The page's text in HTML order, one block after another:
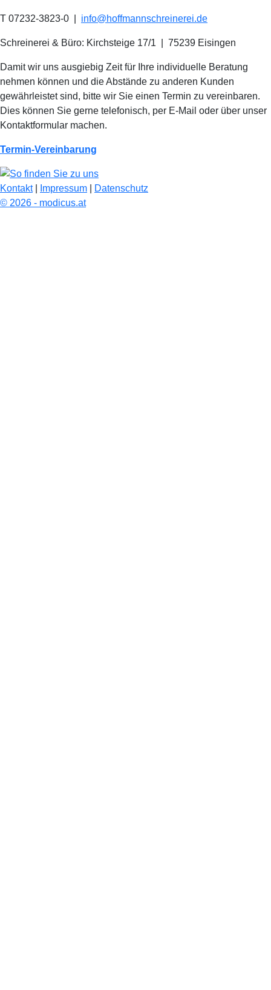
T 07232-3823-0 info@hoffmannschreinerei.de
Schreinerei & Büro: Kirchsteige 17/1 75239 Eisingen
Damit wir uns ausgiebig Zeit für Ihre individuelle Beratung
nehmen können und die Abstände zu anderen Kunden
gewährleistet sind, bitte wir Sie einen Termin zu vereinbaren.
Dies können Sie gerne telefonisch, per E-Mail oder über unser
Kontaktformular machen.
Termin-Vereinbarung
Kontakt| Impressum
Datenschutz
© 2026 - modicus.at